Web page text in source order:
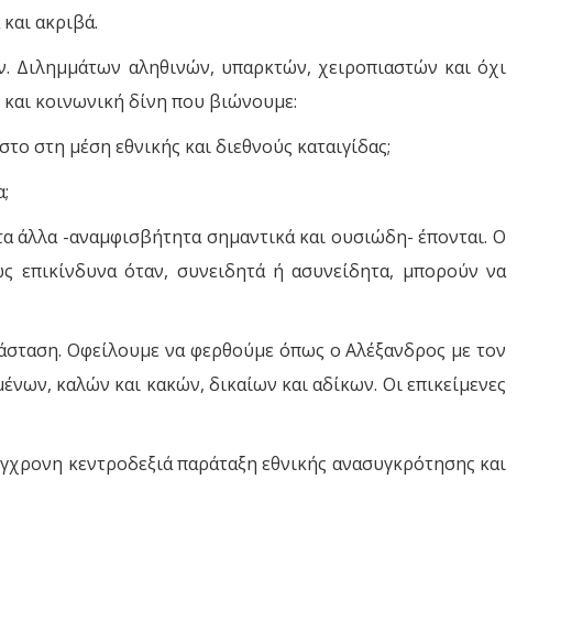
ακριβά.
Διλημμάτων αληθινών, υπαρκτών, χειροπιαστών και όχι
κοινωνική δίνη που βιώνουμε:
στη μέση εθνικής και διεθνούς καταιγίδας;
άλλα -αναμφισβήτητα σημαντικά και ουσιώδη- έπονται. Ο
επικίνδυνα όταν, συνειδητά ή ασυνείδητα, μπορούν να
Οφείλουμε να φερθούμε όπως ο Αλέξανδρος με τον
καλών και κακών, δικαίων και αδίκων. Οι επικείμενες
κεντροδεξιά παράταξη εθνικής ανασυγκρότησης και